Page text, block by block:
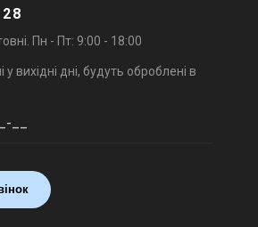
Пн - Пт: 9:00 - 18:00
вихідні дні, будуть оброблені в